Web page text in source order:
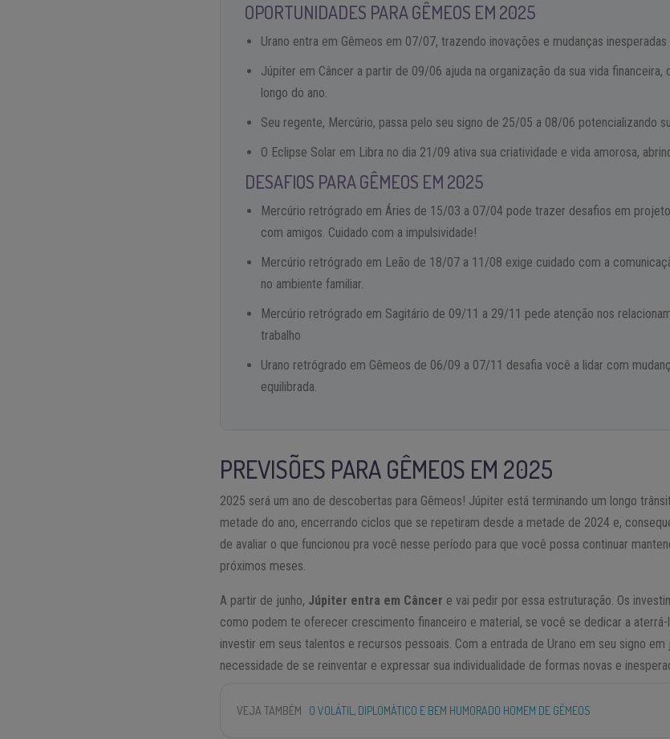
OPORTUNIDADES PARA GÊMEOS EM 2025
Urano entra em Gêmeos em 07/07, trazendo inovações e mudanças inesperadas
Júpiter em Câncer a partir de 09/06 ajuda na organização da sua vida financeira,
longo do ano.
Seu regente, Mercúrio, passa pelo seu signo de 25/05 a 08/06 potencializando
O Eclipse Solar em Libra no dia 21/09 ativa sua criatividade e vida amorosa,
DESAFIOS PARA GÊMEOS EM 2025
Mercúrio retrógrado em Áries de 15/03 a 07/04 pode trazer desafios em
com amigos. Cuidado com a impulsividade!
Mercúrio retrógrado em Leão de 18/07 a 11/08 exige cuidado com a
no ambiente familiar.
Mercúrio retrógrado em Sagitário de 09/11 a 29/11 pede atenção nos
trabalho
Urano retrógrado em Gêmeos de 06/09 a 07/11 desafia você a lidar com
equilibrada.
PREVISÕES PARA GÊMEOS EM 2025
2025 será um ano de descobertas para Gêmeos! Júpiter está terminando um longo
metade do ano, encerrando ciclos que se repetiram desde a metade de 2024 e,
de avaliar o que funcionou pra você nesse período para que você possa continuar
próximos meses.
A partir de junho, Júpiter entra em Câncer e vai pedir por essa estruturação. Os
como podem te oferecer crescimento financeiro e material, se você se dedicar a
investir em seus talentos e recursos pessoais. Com a entrada de Urano em seu signo
necessidade de se reinventar e expressar sua individualidade de formas novas e
VEJA TAMBÉM O VOLÁTIL, DIPLOMÁTICO E BEM HUMORADO HOMEM DE GÊMEOS